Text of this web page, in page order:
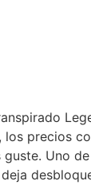
precios
Uno